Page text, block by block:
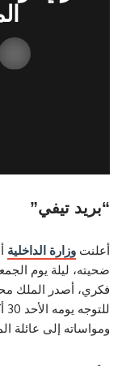
الملك
بريد تيفي
الداخليةأنه على إثر
الملك محمد السادس،
إلى عائلة المرحوم.